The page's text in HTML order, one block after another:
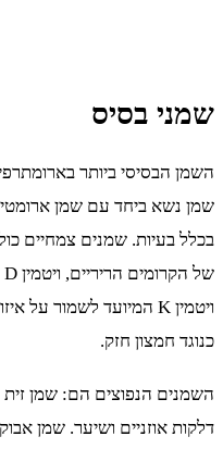
שמני בסיס
השמן הבסיסי ביותר
שמן נשא ביחד עם שמן ארומטי
כנוגד חמצון חזק.
השמנים הנפוצים הם: שמן זית
דלקות אוזניים ושיער. שמן